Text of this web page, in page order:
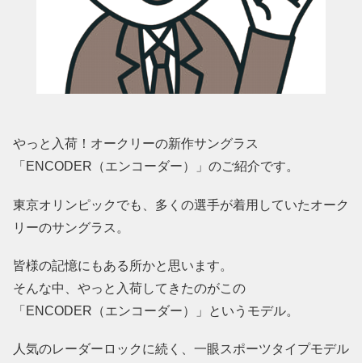
やっと入荷！オークリーの新作サングラス
「ENCODER（エンコーダー）」のご紹介です。
東京オリンピックでも、多くの選手が着用していたオーク
リーのサングラス。
皆様の記憶にもある所かと思います。
そんな中、やっと入荷してきたのがこの
「ENCODER（エンコーダー）」というモデル。
人気のレーダーロックに続く、一眼スポーツタイプモデル